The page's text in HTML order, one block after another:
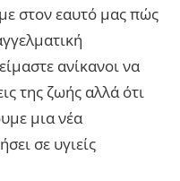
στον εαυτό μας πώς
ανίκανοι να
της ζωής αλλά ότι
μια νέα
σε υγιείς